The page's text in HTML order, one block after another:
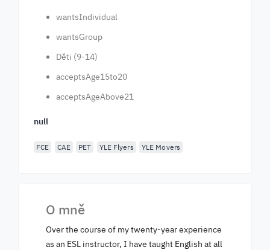
wantsIndividual
wantsGroup
Děti (9-14)
acceptsAge15to20
acceptsAgeAbove21
null
FCE CAE PET YLE Flyers YLE Movers
O mně
Over the course of my twenty-year experience
as an ESL instructor, I have taught English at all